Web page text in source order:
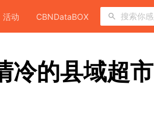
活动 CBNDataBOX
冷的县域超市